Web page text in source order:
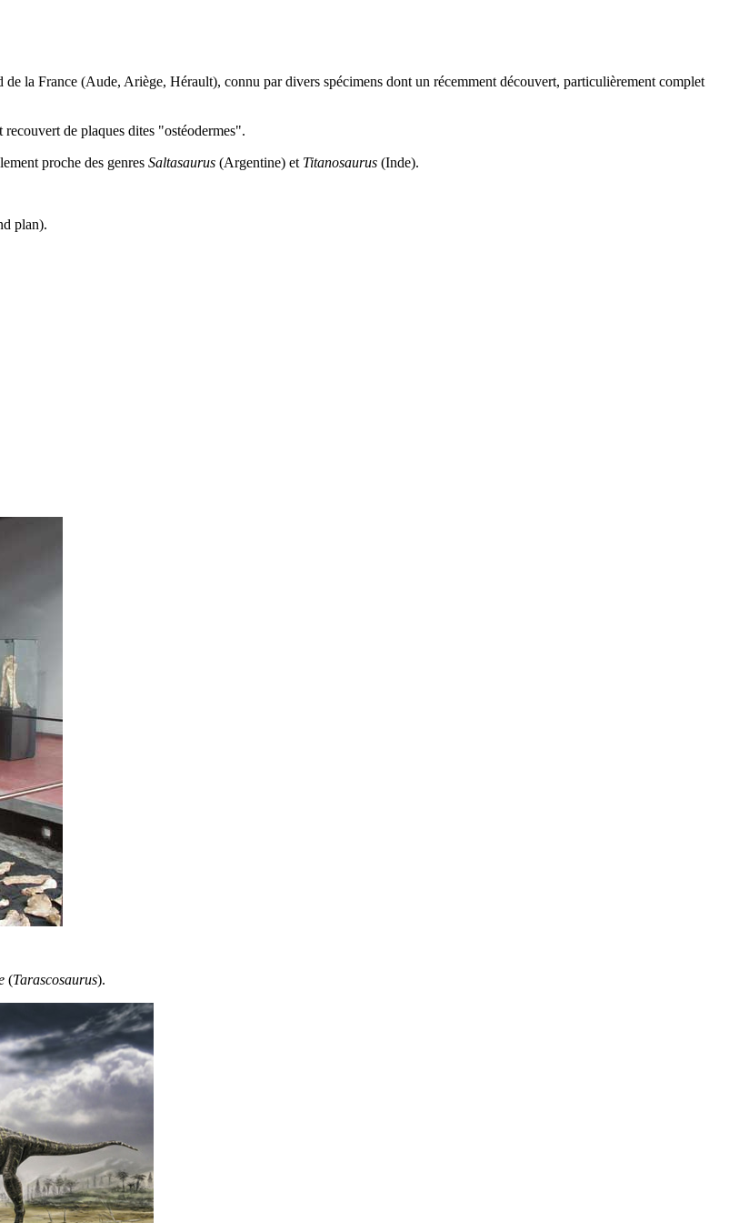
de la France (Aude, Ariège, Hérault), connu par divers spécimens dont un récemment découvert, particulièrement complet
de plaques dites "ostéodermes".
proche des genres Saltasaurus (Argentine) et Titanosaurus (Inde).
plan).
(Tarascosaurus).